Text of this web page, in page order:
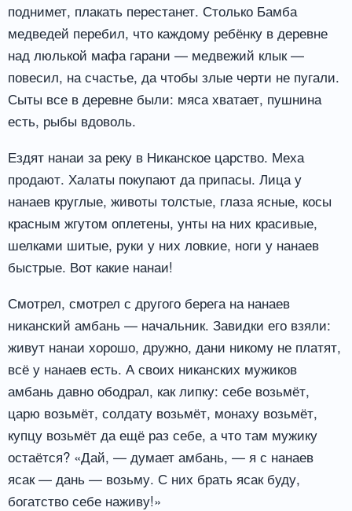
поднимет, плакать перестанет. Столько Бамба
медведей перебил, что каждому ребёнку в деревне
над люлькой мафа гарани — медвежий клык —
повесил, на счастье, да чтобы злые черти не пугали.
Сыты все в деревне были: мяса хватает, пушнина
есть, рыбы вдоволь.
Ездят нанаи за реку в Никанское царство. Меха
продают. Халаты покупают да припасы. Лица у
нанаев круглые, животы толстые, глаза ясные, косы
красным жгутом оплетены, унты на них красивые,
шелками шитые, руки у них ловкие, ноги у нанаев
быстрые. Вот какие нанаи!
Смотрел, смотрел с другого берега на нанаев
никанский амбань — начальник. Завидки его взяли:
живут нанаи хорошо, дружно, дани никому не платят,
всё у нанаев есть. А своих никанских мужиков
амбань давно ободрал, как липку: себе возьмёт,
царю возьмёт, солдату возьмёт, монаху возьмёт,
купцу возьмёт да ещё раз себе, а что там мужику
остаётся? «Дай, — думает амбань, — я с нанаев
ясак — дань — возьму. С них брать ясак буду,
богатство себе наживу!»